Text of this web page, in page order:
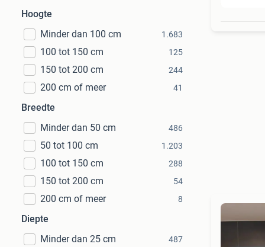
Hoogte
Minder dan 100 cm
1.683
100 tot 150 cm 125
150 tot 200 cm 244
200 cm of meer 41
Breedte
Minder dan 50 cm
486
50 tot 100 cm 1.203
100 tot 150 cm 288
150 tot 200 cm 54
200 cm of meer 8
Diepte
Minder dan 25 cm
487